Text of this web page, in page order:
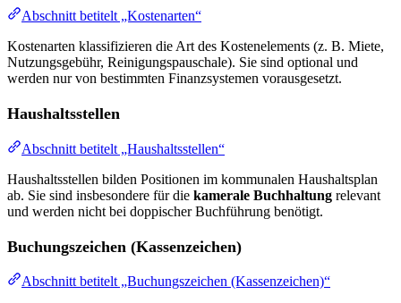
Abschnitt betitelt „Kostenarten“
Kostenarten klassifizieren die Art des Kostenelements (z. B. Miete,
Nutzungsgebühr, Reinigungspauschale). Sie sind optional und
werden nur von bestimmten Finanzsystemen vorausgesetzt.
Haushaltsstellen
Abschnitt betitelt „Haushaltsstellen“
Haushaltsstellen bilden Positionen im kommunalen Haushaltsplan
ab. Sie sind insbesondere für die kamerale Buchhaltung relevant
und werden nicht bei doppischer Buchführung benötigt.
Buchungszeichen (Kassenzeichen)
Abschnitt betitelt „Buchungszeichen (Kassenzeichen)“